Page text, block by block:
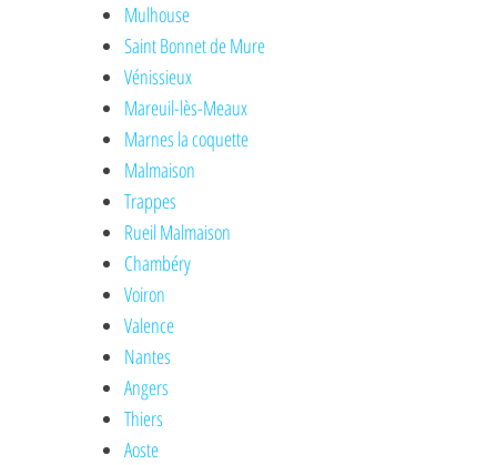
Mulhouse
Saint Bonnet de Mure
Vénissieux
Mareuil-lès-Meaux
Marnes la coquette
Malmaison
Trappes
Rueil Malmaison
Chambéry
Voiron
Valence
Nantes
Angers
Thiers
Aoste